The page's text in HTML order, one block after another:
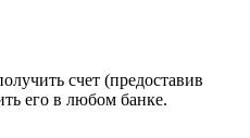
счет (предоставив
его в любом банке.